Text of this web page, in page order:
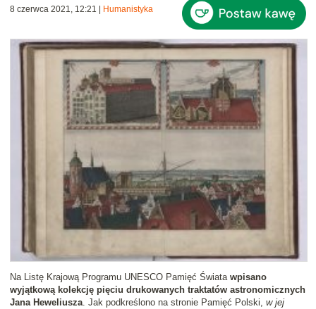
8 czerwca 2021, 12:21 Humanistyka
Na Listę Krajową Programu UNESCO Pamięć Świata wpisano
wyjątkową kolekcję pięciu drukowanych traktatów astronomicznych
Jana Heweliusza. Jak podkreślono na stronie Pamięć Polski, w jej